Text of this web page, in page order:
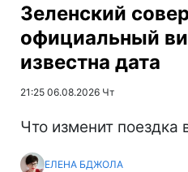
Зеленский
официальный
известна дата
21:25 06.08.2026 Чт
Что изменит поездка
ЕЛЕНА БДЖОЛА